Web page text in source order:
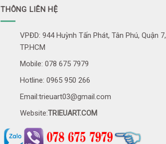
THÔNG LIÊN HỆ
VPĐD: 944 Huỳnh Tấn Phát, Tân Phú, Quận 7,
TP.HCM
Mobile: 078 675 7979
Hotline: 0965 950 266
Email:trieuart03@gmail.com
Website:TRIEUART.COM